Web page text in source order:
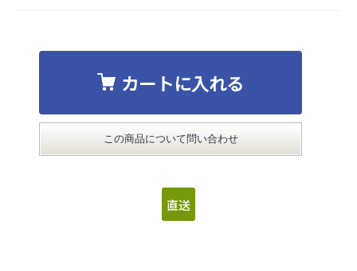
カートに入れる
この商品について問い合わせ